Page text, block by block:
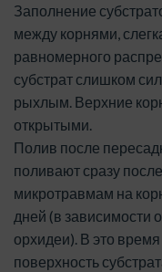
Заполнение
между корнями,
равномерного
субстрат слишком
рыхлым. Верхние
открытыми.
Полив после
поливают сразу
микротравмам на
дней (в зависимости
орхидеи). В это
поверхность